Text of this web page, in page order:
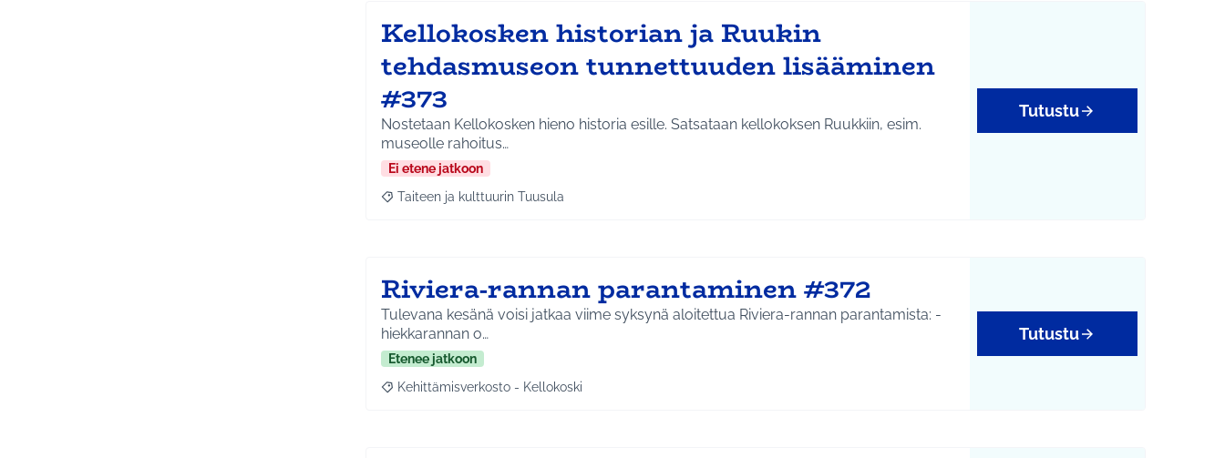
Kellokosken historian ja Ruukin
tehdasmuseon tunnettuuden lisääminen
#373
Nostetaan Kellokosken hieno historia esille. Satsataan kellokoksen Ruukkiin, esim.
museolle rahoitus…
Ei etene jatkoon
Rajaa tulokset aihepiirin mukaan: Taiteen ja kulttuurin Tuusula
Taiteen ja kulttuurin Tuusula
Tutustu
Riviera-rannan parantaminen #372
Tulevana kesänä voisi jatkaa viime syksynä aloitettua Riviera-rannan parantamista: -
hiekkarannan o…
Etenee jatkoon
Rajaa tulokset aihepiirin mukaan: Kehittämisverkosto - Kellokoski
Kehittämisverkosto - Kellokoski
Tutustu